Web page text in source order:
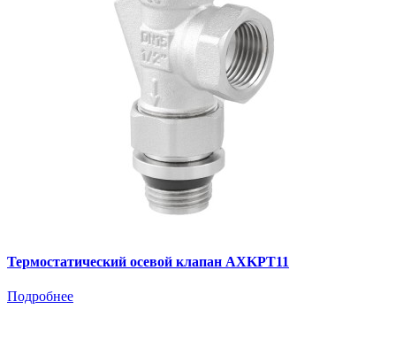
Термостатический осевой клапан AXKPT11
Подробнее